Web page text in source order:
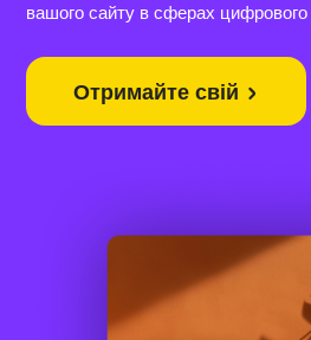
вашого сайту в сферах цифрового
Отримайте свій